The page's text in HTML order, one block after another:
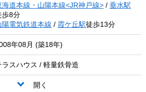
海道本線・山陽本線<JR神戸線> / 垂水駅
歩8分
陽電気鉄道本線 / 霞ケ丘駅徒歩13分
年08月 (築18年)
ラスハウス / 軽量鉄骨造
開く